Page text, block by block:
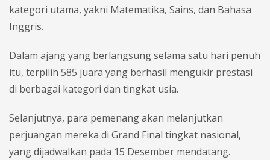
kategori utama, yakni Matematika, Sains, dan Bahasa
Inggris.
Dalam ajang yang berlangsung selama satu hari penuh
itu, terpilih 585 juara yang berhasil mengukir prestasi
di berbagai kategori dan tingkat usia.
Selanjutnya, para pemenang akan melanjutkan
perjuangan mereka di Grand Final tingkat nasional,
yang dijadwalkan pada 15 Desember mendatang.